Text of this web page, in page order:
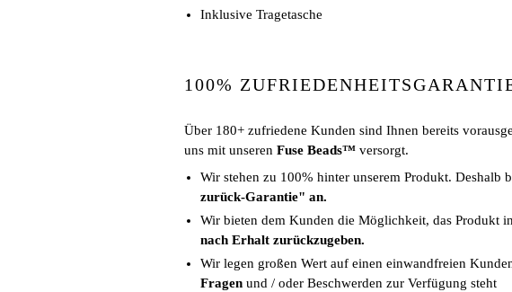
Inklusive Tragetasche
100%
Über 180+ zufriedene Kunden sind Ihnen bereits
uns mit unseren Fuse Beads™ versorgt.
Wir stehen zu 100% hinter unserem Produkt. Deshalb
zurück-Garantie" an.
Wir bieten dem Kunden die Möglichkeit, das Produkt
nach Erhalt zurückzugeben.
Wir legen großen Wert auf einen einwandfreien
Fragen und / oder Beschwerden zur Verfügung steht